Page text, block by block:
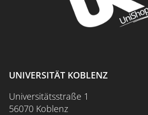
UNIVERSITÄT KOBLENZ
Universitätsstraße 1
56070 Koblenz